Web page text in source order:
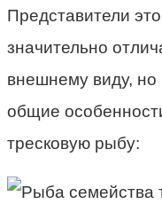
Представители
значительно
внешнему виду,
общие
тресковую рыбу: